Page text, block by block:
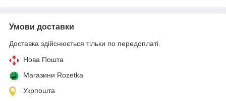
Умови доставки
Доставка здійснюється тільки по передоплаті.
Нова Пошта
Магазини Rozetka
Укрпошта